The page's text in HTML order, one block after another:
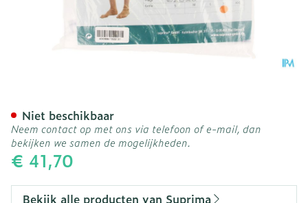
€ 41,70
Niet beschikbaar
Neem contact op met ons via telefoon of e-mail, dan
bekijken we samen de mogelijkheden.
Bekijk alle producten van Suprima